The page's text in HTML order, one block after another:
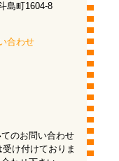
島町1604-8
合わせ
のお問い合わせ
け付けておりま